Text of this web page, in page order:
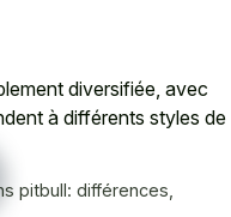
diversifiée, avec
à différents styles de
pitbull: différences,